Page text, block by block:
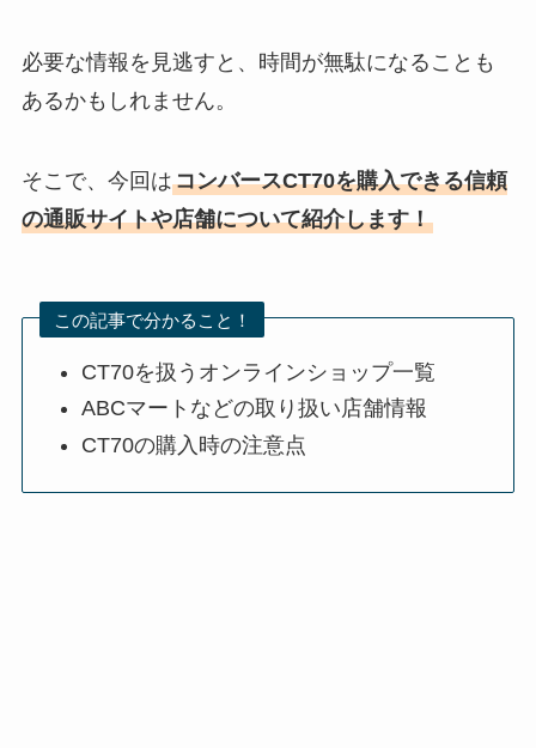
必要な情報を見逃すと、時間が無駄になることも
あるかもしれません。
そこで、今回はコンバースCT70を購入できる信頼
の通販サイトや店舗について紹介します！
この記事で分かること！
CT70を扱うオンラインショップ一覧
ABCマートなどの取り扱い店舗情報
CT70の購入時の注意点